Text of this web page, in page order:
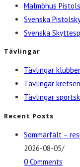
Malmöhus
Svenska
Svenska
Tävlingar
Tävlingar
Tävlingar kretsen
Tävlingar
Recent Posts
Sommarfält –
2026-08-05/
0 Comments